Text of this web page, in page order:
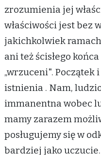
zrozumienia jej
właściwości jest bez
jakichkolwiek
ani też ścisłego
„wrzuceni". Początek
istnienia . Nam,
immanentna wobec
mamy zarazem
posługujemy się w
bardziej jako